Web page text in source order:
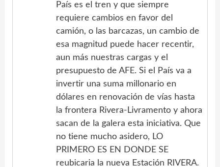
País es el tren y que siempre
requiere cambios en favor del
camión, o las barcazas, un cambio de
esa magnitud puede hacer recentir,
aun más nuestras cargas y el
presupuesto de AFE. Si el País va a
invertir una suma millonario en
dólares en renovación de vías hasta
la frontera Rivera-Livramento y ahora
sacan de la galera esta iniciativa. Que
no tiene mucho asidero, LO
PRIMERO ES EN DONDE SE
reubicaria la nueva Estación RIVERA.